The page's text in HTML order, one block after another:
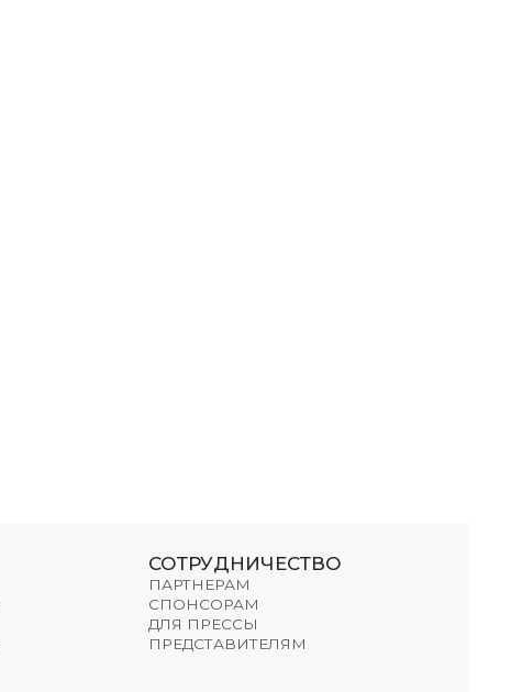
СОТРУДНИЧЕСТВО
ПАРТНЕРАМ
СПОНСОРАМ
ДЛЯ ПРЕССЫ
ПРЕДСТАВИТЕЛЯМ